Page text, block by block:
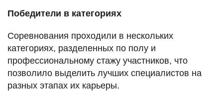
Победители в категориях
Соревнования проходили в нескольких
категориях, разделенных по полу и
профессиональному стажу участников, что
позволило выделить лучших специалистов на
разных этапах их карьеры.